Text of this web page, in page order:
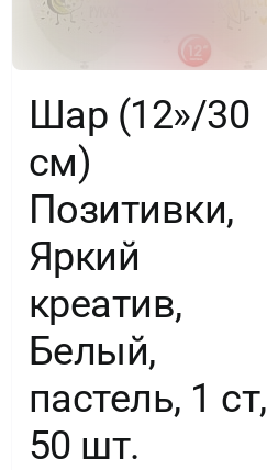
Шар (12»/30
см)
Позитивки,
Яркий
креатив,
Белый,
пастель, 1 ст,
50 шт.